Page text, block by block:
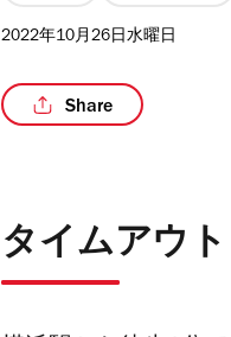
2022年10月26日水曜日
Share
タイムアウ